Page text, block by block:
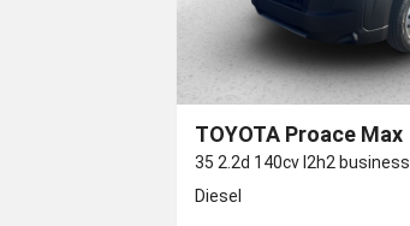
TOYOTA Proace Max
35 2.2d 140cv l2h2 business
Diesel